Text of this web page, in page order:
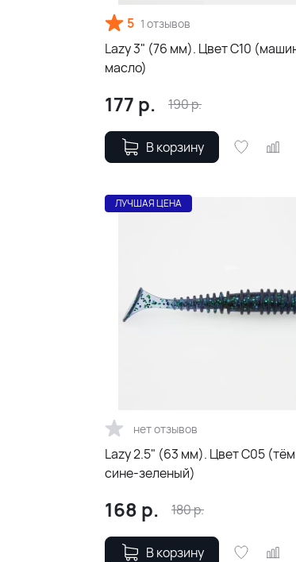
5 1 отзывов
Lazy 3" (76 мм). Цвет С10
масло)
177 р. 190р.
В корзину
ЛУЧШАЯ ЦЕНА
нет отзывов
Lazy 2.5" (63 мм). Цвет С05
сине-зеленый)
168 р. 180р.
В корзину